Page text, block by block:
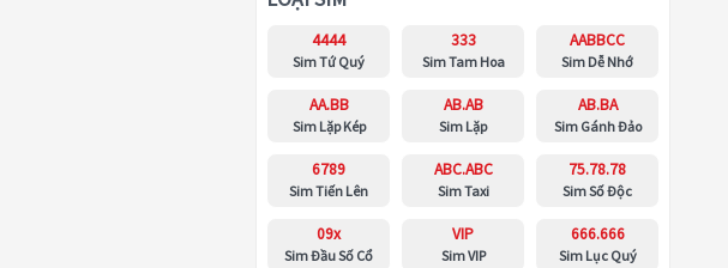
4444
Sim Tứ Quý
333
Sim Tam Hoa
AABBCC
Sim Dễ Nhớ
AA.BB
Sim Lặp Kép
AB.AB
Sim Lặp
AB.BA
Sim Gánh Đảo
6789
Sim Tiến Lên
ABC.ABC
Sim Taxi
75.78.78
Sim Số Độc
09x
Sim Đầu Số Cổ
VIP
Sim VIP
666.666
Sim Lục Quý